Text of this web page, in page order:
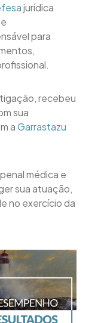
jurídica
para
recebeu
sua
aGarrastazu
médica e
sua atuação,
no exercício da